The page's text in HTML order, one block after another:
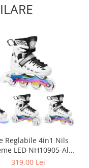
Reglabile 4in1 Nils
LED NH10905-Alb
curcubeu
319,00 Lei